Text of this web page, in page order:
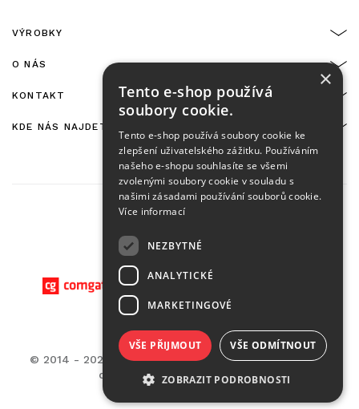
VÝROBKY
O NÁS
KONTAKT
KDE NÁS NAJDETE
On-line platby zajišťuje:
© 2014 - 2026 CASA BELLA - M.G. Distribuzione s.r.o.,
developed by MEDIA ENERGY
×
Tento e-shop používá
soubory cookie.
Tento e-shop používá soubory cookie ke
zlepšení uživatelského zážitku. Používáním
našeho e-shopu souhlasíte se všemi
zvolenými soubory cookie v souladu s
našimi zásadami používání souborů cookie.
Více informací
NEZBYTNÉ
ANALYTICKÉ
MARKETINGOVÉ
VŠE PŘIJMOUT VŠE ODMÍTNOUT
ZOBRAZIT PODROBNOSTI